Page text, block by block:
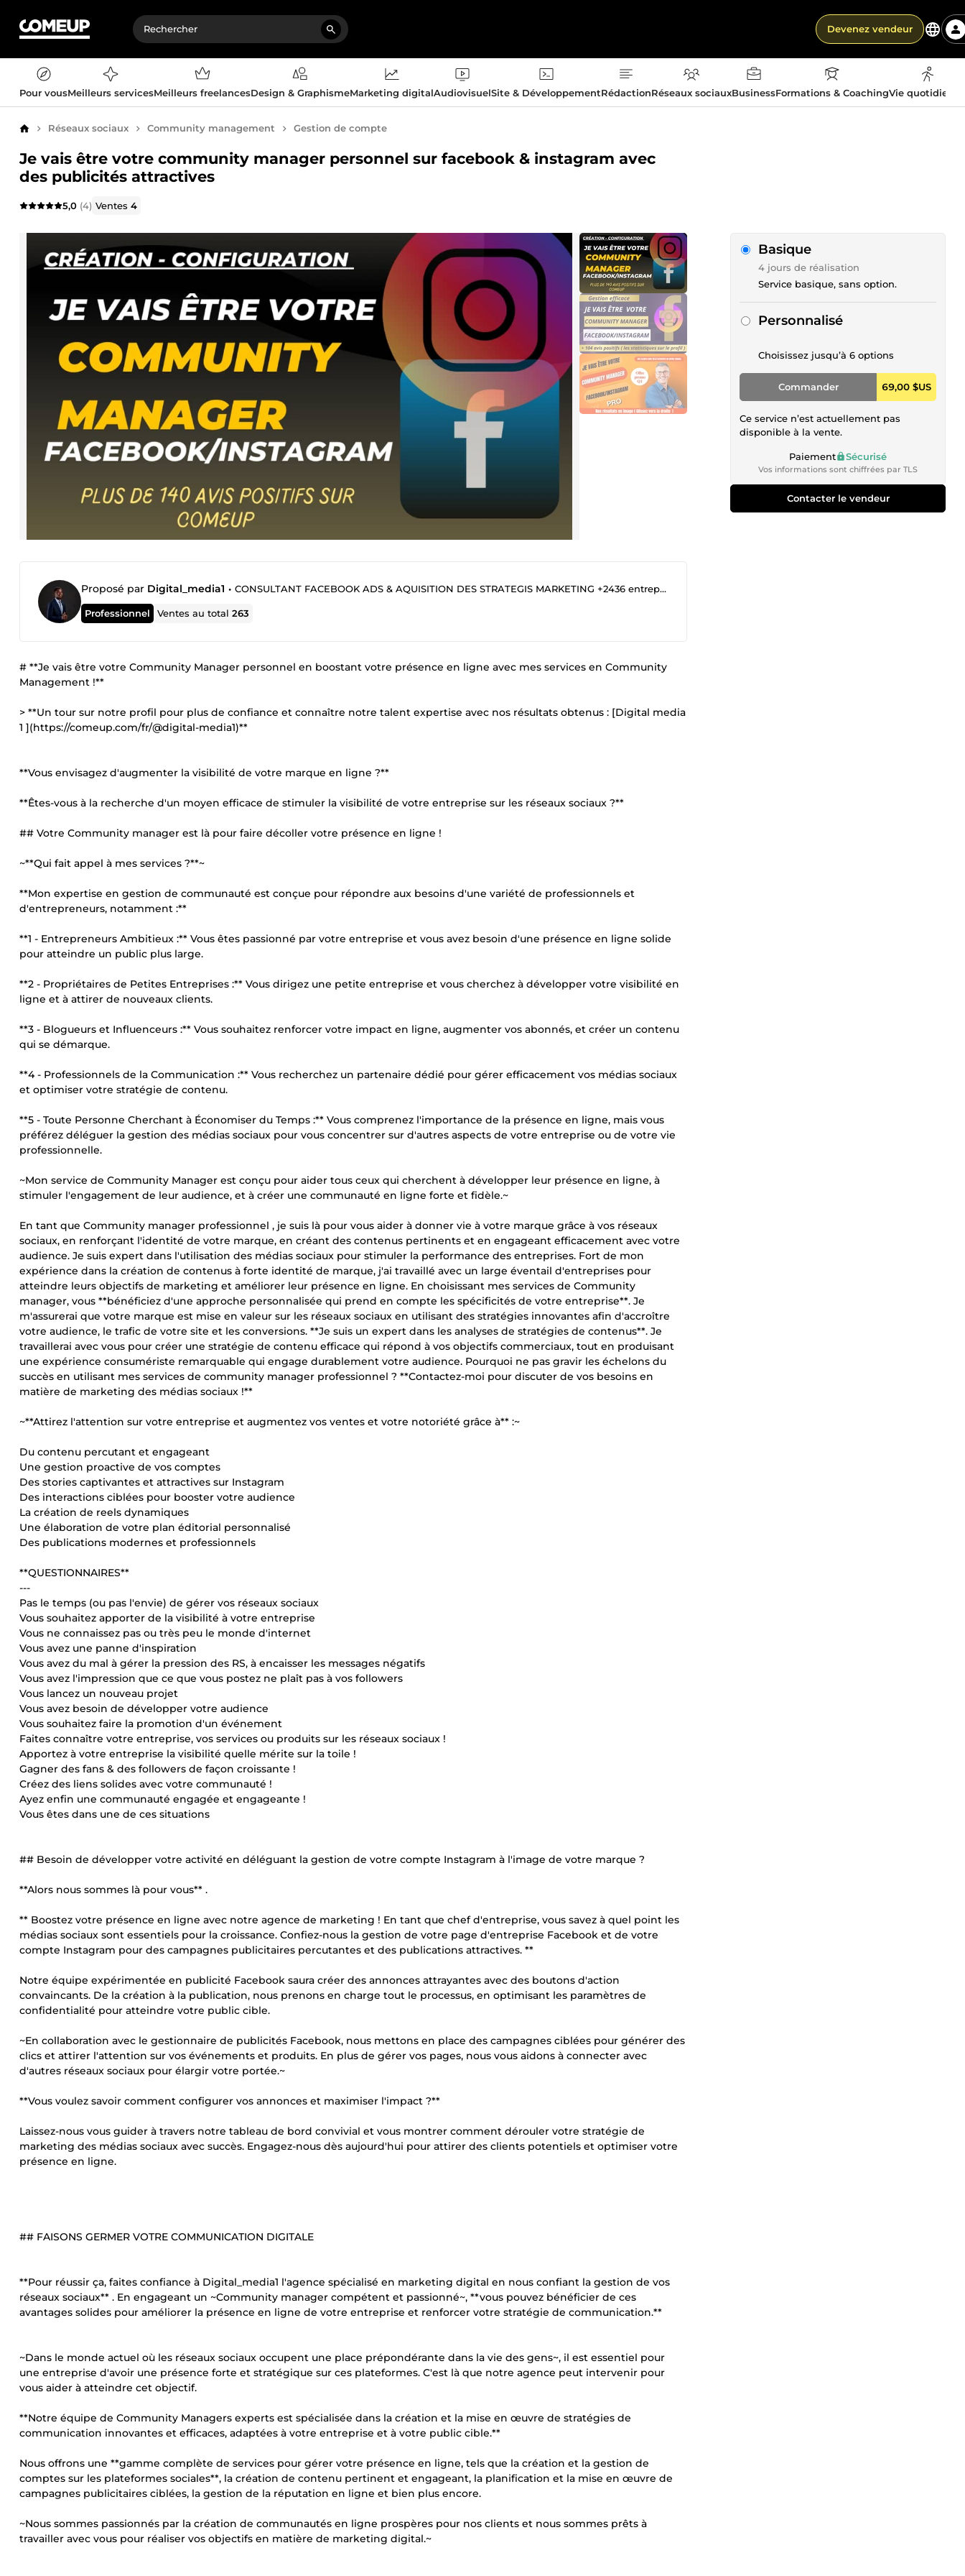
Devenez vendeur
Pour vousMeilleurs servicesMeilleurs freelancesDesign & GraphismeMarketing digitalAudiovisuelSite & DéveloppementRédactionRéseaux sociauxBusinessFormations & CoachingVie
AccueilRéseaux sociaux Community management Gestion de compte
Je vais être votre community manager personnel sur facebook & instagram avec
des publicités attractives
5,0 (4) Ventes4
Proposé par Digital_media1 • CONSULTANT FACEBOOK ADS & AQUISITION DES STRATEGIS MARKETING +2436 entreprises & agences accompagnés
Professionnel Ventes au total263
# **Je vais être votre Community Manager personnel en boostant votre présence en ligne avec mes services en Community
Management !**
> **Un tour sur notre profil pour plus de confiance et connaître notre talent expertise avec nos résultats obtenus : [Digital media
1 ](https://comeup.com/fr/@digital-media1)**
**Vous envisagez d'augmenter la visibilité de votre marque en ligne ?**
**Êtes-vous à la recherche d'un moyen efficace de stimuler la visibilité de votre entreprise sur les réseaux sociaux ?**
## Votre Community manager est là pour faire décoller votre présence en ligne !
~**Qui fait appel à mes services ?**~
**Mon expertise en gestion de communauté est conçue pour répondre aux besoins d'une variété de professionnels et
d'entrepreneurs, notamment :**
**1 - Entrepreneurs Ambitieux :** Vous êtes passionné par votre entreprise et vous avez besoin d'une présence en ligne solide
pour atteindre un public plus large.
**2 - Propriétaires de Petites Entreprises :** Vous dirigez une petite entreprise et vous cherchez à développer votre visibilité en
ligne et à attirer de nouveaux clients.
**3 - Blogueurs et Influenceurs :** Vous souhaitez renforcer votre impact en ligne, augmenter vos abonnés, et créer un contenu
qui se démarque.
**4 - Professionnels de la Communication :** Vous recherchez un partenaire dédié pour gérer efficacement vos médias sociaux
et optimiser votre stratégie de contenu.
**5 - Toute Personne Cherchant à Économiser du Temps :** Vous comprenez l'importance de la présence en ligne, mais vous
préférez déléguer la gestion des médias sociaux pour vous concentrer sur d'autres aspects de votre entreprise ou de votre vie
professionnelle.
~Mon service de Community Manager est conçu pour aider tous ceux qui cherchent à développer leur présence en ligne, à
stimuler l'engagement de leur audience, et à créer une communauté en ligne forte et fidèle.~
En tant que Community manager professionnel , je suis là pour vous aider à donner vie à votre marque grâce à vos réseaux
sociaux, en renforçant l'identité de votre marque, en créant des contenus pertinents et en engageant efficacement avec votre
audience. Je suis expert dans l'utilisation des médias sociaux pour stimuler la performance des entreprises. Fort de mon
expérience dans la création de contenus à forte identité de marque, j'ai travaillé avec un large éventail d'entreprises pour
atteindre leurs objectifs de marketing et améliorer leur présence en ligne. En choisissant mes services de Community
manager, vous **bénéficiez d'une approche personnalisée qui prend en compte les spécificités de votre entreprise**. Je
m'assurerai que votre marque est mise en valeur sur les réseaux sociaux en utilisant des stratégies innovantes afin d'accroître
votre audience, le trafic de votre site et les conversions. **Je suis un expert dans les analyses de stratégies de contenus**. Je
travaillerai avec vous pour créer une stratégie de contenu efficace qui répond à vos objectifs commerciaux, tout en produisant
une expérience consumériste remarquable qui engage durablement votre audience. Pourquoi ne pas gravir les échelons du
succès en utilisant mes services de community manager professionnel ? **Contactez-moi pour discuter de vos besoins en
matière de marketing des médias sociaux !**
~**Attirez l'attention sur votre entreprise et augmentez vos ventes et votre notoriété grâce à** :~
Du contenu percutant et engageant
Une gestion proactive de vos comptes
Des stories captivantes et attractives sur Instagram
Des interactions ciblées pour booster votre audience
La création de reels dynamiques
Une élaboration de votre plan éditorial personnalisé
Des publications modernes et professionnels
**QUESTIONNAIRES**
---
Pas le temps (ou pas l'envie) de gérer vos réseaux sociaux
Vous souhaitez apporter de la visibilité à votre entreprise
Vous ne connaissez pas ou très peu le monde d'internet
Vous avez une panne d'inspiration
Vous avez du mal à gérer la pression des RS, à encaisser les messages négatifs
Vous avez l'impression que ce que vous postez ne plaît pas à vos followers
Vous lancez un nouveau projet
Vous avez besoin de développer votre audience
Vous souhaitez faire la promotion d'un événement
Faites connaître votre entreprise, vos services ou produits sur les réseaux sociaux !
Apportez à votre entreprise la visibilité quelle mérite sur la toile !
Gagner des fans & des followers de façon croissante !
Créez des liens solides avec votre communauté !
Ayez enfin une communauté engagée et engageante !
Vous êtes dans une de ces situations
## Besoin de développer votre activité en déléguant la gestion de votre compte Instagram à l'image de votre marque ?
**Alors nous sommes là pour vous** .
** Boostez votre présence en ligne avec notre agence de marketing ! En tant que chef d'entreprise, vous savez à quel point les
médias sociaux sont essentiels pour la croissance. Confiez-nous la gestion de votre page d'entreprise Facebook et de votre
compte Instagram pour des campagnes publicitaires percutantes et des publications attractives. **
Notre équipe expérimentée en publicité Facebook saura créer des annonces attrayantes avec des boutons d'action
convaincants. De la création à la publication, nous prenons en charge tout le processus, en optimisant les paramètres de
confidentialité pour atteindre votre public cible.
~En collaboration avec le gestionnaire de publicités Facebook, nous mettons en place des campagnes ciblées pour générer des
clics et attirer l'attention sur vos événements et produits. En plus de gérer vos pages, nous vous aidons à connecter avec
d'autres réseaux sociaux pour élargir votre portée.~
**Vous voulez savoir comment configurer vos annonces et maximiser l'impact ?**
Laissez-nous vous guider à travers notre tableau de bord convivial et vous montrer comment dérouler votre stratégie de
marketing des médias sociaux avec succès. Engagez-nous dès aujourd'hui pour attirer des clients potentiels et optimiser votre
présence en ligne.
## FAISONS GERMER VOTRE COMMUNICATION DIGITALE
**Pour réussir ça, faites confiance à Digital_media1 l'agence spécialisé en marketing digital en nous confiant la gestion de vos
réseaux sociaux** . En engageant un ~Community manager compétent et passionné~, **vous pouvez bénéficier de ces
avantages solides pour améliorer la présence en ligne de votre entreprise et renforcer votre stratégie de communication.**
~Dans le monde actuel où les réseaux sociaux occupent une place prépondérante dans la vie des gens~, il est essentiel pour
une entreprise d'avoir une présence forte et stratégique sur ces plateformes. C'est là que notre agence peut intervenir pour
vous aider à atteindre cet objectif.
**Notre équipe de Community Managers experts est spécialisée dans la création et la mise en œuvre de stratégies de
communication innovantes et efficaces, adaptées à votre entreprise et à votre public cible.**
Nous offrons une **gamme complète de services pour gérer votre présence en ligne, tels que la création et la gestion de
comptes sur les plateformes sociales**, la création de contenu pertinent et engageant, la planification et la mise en œuvre de
campagnes publicitaires ciblées, la gestion de la réputation en ligne et bien plus encore.
~Nous sommes passionnés par la création de communautés en ligne prospères pour nos clients et nous sommes prêts à
travailler avec vous pour réaliser vos objectifs en matière de marketing digital.~
Basique
4 jours de réalisation
Service basique, sans option.
Personnalisé
Choisissez jusqu’à 6 options
Commander 69,00 $US
Ce service n’est actuellement pas
disponible à la vente.
Paiement Sécurisé
Vos informations sont chiffrées par TLS
Contacter le vendeur